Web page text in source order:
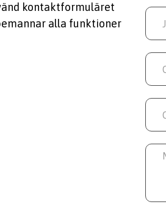
kontaktformuläret
alla funktioner